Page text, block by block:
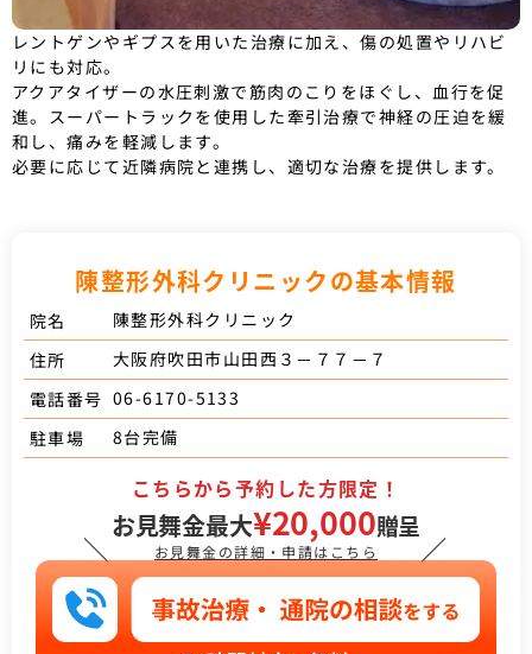
レントゲンやギプスを用いた治療に加え、傷の処置やリハビ
リにも対応。
アクアタイザーの水圧刺激で筋肉のこりをほぐし、血行を促
進。スーパートラックを使用した牽引治療で神経の圧迫を緩
和し、痛みを軽減します。
必要に応じて近隣病院と連携し、適切な治療を提供します。
陳整形外科クリニックの基本情報
院名
陳整形外科クリニック
住所
大阪府吹田市山田西３－７７－７
電話番号 06-6170-5133
駐車場
8台完備
＼
こちらから予約した方限定！
お見舞金最大¥20,000贈呈
お見舞金の詳細・申請はこちら ／